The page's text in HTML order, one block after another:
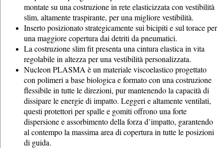
montate su una costruzione in rete elasticizzata con vestibilità
slim, altamente traspirante, per una migliore vestibilità.
Inserto posizionato strategicamente sui bicipiti e sul torace per
una maggiore copertura dai detriti da pneumatici.
La costruzione slim fit presenta una cintura elastica in vita
regolabile in altezza per una vestibilità personalizzata.
Nucleon PLASMA è un materiale viscoelastico progettato
con polimeri a base biologica e formato con una costruzione
flessibile in tutte le direzioni, pur mantenendo la capacità di
dissipare le energie di impatto. Leggeri e altamente ventilati,
questi protettori per spalle e gomiti offrono una forte
dispersione e assorbimento della forza d’impatto, garantendo
al contempo la massima area di copertura in tutte le posizioni
di guida.